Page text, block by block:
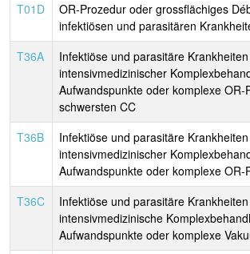
T01D
OR-Prozedur oder grossflächiges
infektiösen und parasitären
T36A
Infektiöse und parasitäre
intensivmedizinischer
Aufwandspunkte oder komplexe OR-
schwersten CC
T36B
Infektiöse und parasitäre
intensivmedizinischer
Aufwandspunkte oder komplexe OR-
T36C
Infektiöse und parasitäre
intensivmedizinische
Aufwandspunkte oder komplexe